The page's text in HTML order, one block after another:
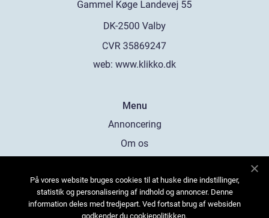
web: www.klikko.dk
Menu
Annoncering
Om os
Kontakt os
Sitemap
På vores website bruges cookies til at huske dine indstillinger,
statistik og personalisering af indhold og annoncer. Denne
information deles med tredjepart. Ved fortsat brug af websiden
godkender du cookiepolitikken.